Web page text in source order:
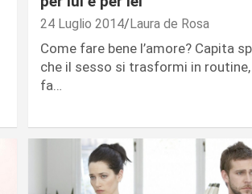
24 Luglio 2014 Laura de Rosa
Come fare bene l’amore? Capita
che il sesso si trasformi in
fa…